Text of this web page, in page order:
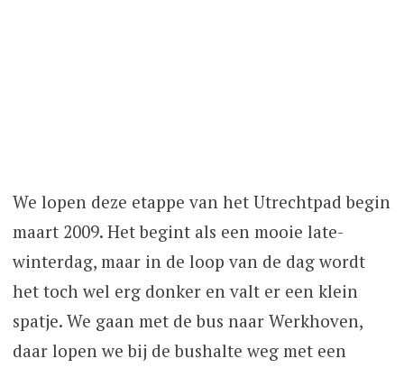
We lopen deze etappe van het Utrechtpad begin
maart 2009. Het begint als een mooie late-
winterdag, maar in de loop van de dag wordt
het toch wel erg donker en valt er een klein
spatje. We gaan met de bus naar Werkhoven,
daar lopen we bij de bushalte weg met een